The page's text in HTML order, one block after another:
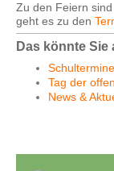
Zu den Feiern
geht es zu den
Das könnte
Schultermine
Tag der
News &